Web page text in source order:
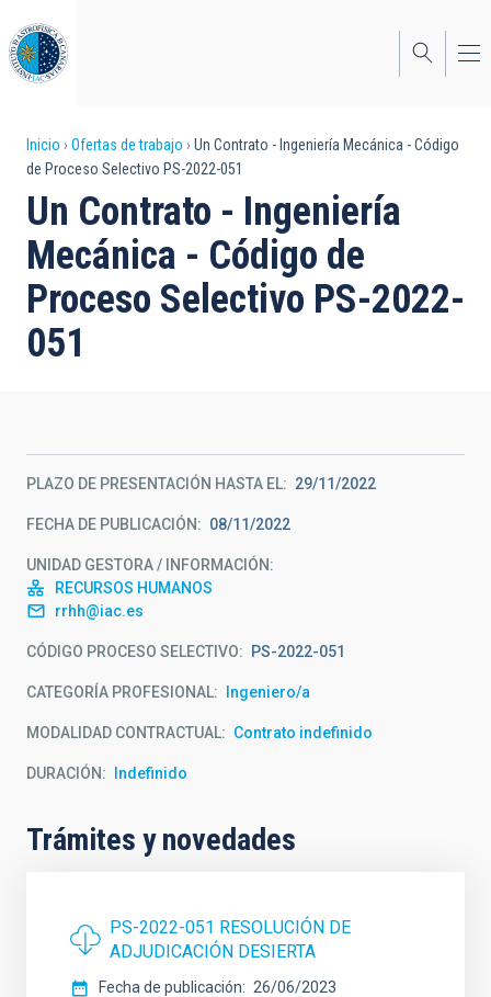
al
contenido
principal
Sobrescribir
enlaces
de
ayuda
a
la
Inicio Ofertas de trabajo
Un Contrato - Ingeniería Mecánica - Código
de Proceso Selectivo PS-2022-051
Un Contrato - Ingeniería
Mecánica - Código de
Proceso Selectivo PS-2022-
051
PLAZO DE PRESENTACIÓN HASTA EL 29/11/2022
FECHA DE PUBLICACIÓN 08/11/2022
UNIDAD GESTORA / INFORMACIÓN
RECURSOS HUMANOS
rrhh@iac.es
CÓDIGO PROCESO SELECTIVO PS-2022-051
CATEGORÍA PROFESIONAL Ingeniero/a
MODALIDAD CONTRACTUAL Contrato indefinido
DURACIÓN Indefinido
Trámites y novedades
PS-2022-051 RESOLUCIÓN DE
ADJUDICACIÓN DESIERTA
Fecha de publicación 26/06/2023